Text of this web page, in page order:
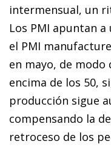
intermensual, un
Los PMI apuntan
el PMI
en mayo, de
encima de los 50,
producción sigue
compensando la
retroceso de los